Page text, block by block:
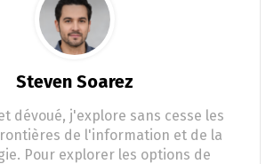
Steven Soarez
dévoué, j'explore sans cesse les
de l'information et de la
Pour explorer les options de